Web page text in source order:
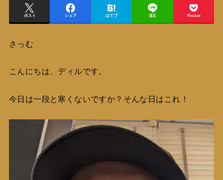
ポスト シェア はてブ 送る Pocket
さっむ
こんにちは、ディルです。
今日は一段と寒くないですか？そんな日はこれ！